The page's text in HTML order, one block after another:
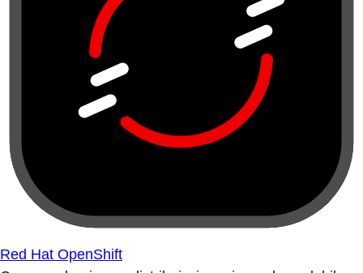
Red Hat OpenShift